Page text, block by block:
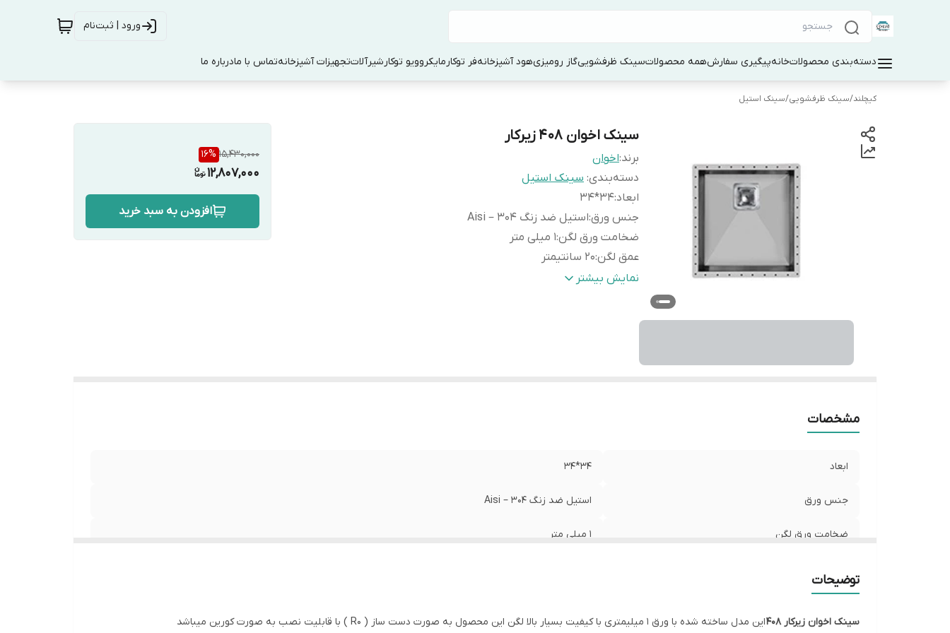
ورود | ثبت‌نام
دسته‌بندی محصولاتخانهپیگیری سفارشهمه محصولاتسینک ظرفشوییگاز رومیزیهود آشپزخانهفر توکارمایکروویو توکارشیرآلاتتجهیزات آشپزخانهتماس با مادرباره ما
کیچلند/سینک ظرفشویی/سینک استیل
سینک اخوان 408 زیرکار
برند:اخوان
دسته‌بندی: سینک استیل
ابعاد:
34*34
جنس ورق:استیل ضد زنگ Aisi – 304
ضخامت ورق لگن:1 میلی متر
عمق لگن:20 سانتیمتر
نوع نصب:زیرکار
نمایش بیشتر
15,430,000
16%
12,807,000
افزودن به سبد خرید
مشخصات
ابعاد 34*34
جنس ورق استیل ضد زنگ Aisi – 304
ضخامت ورق لگن 1 میلی متر
توضیحات
سینک اخوان زیرکار 408 این مدل ساخته شده با ورق 1 میلیمتری با کیفیت بسیار بالا لگن این محصول به صورت دست ساز ( R0 ) با قابلیت نصب به صورت کورین میباشد